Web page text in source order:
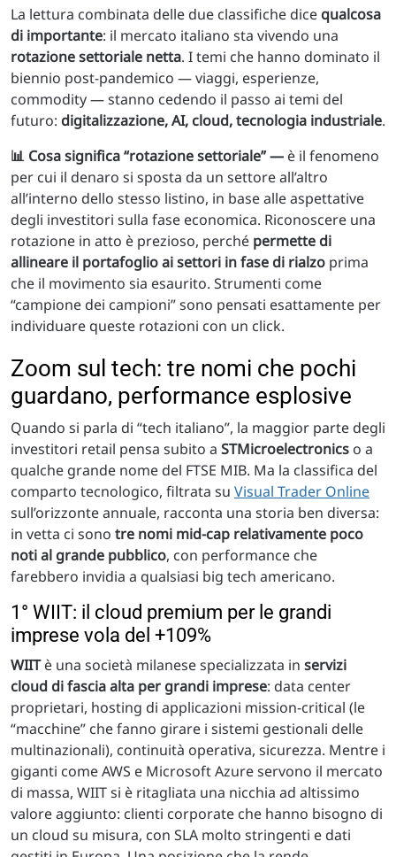
La lettura combinata delle due classifiche dice qualcosa
di importante: il mercato italiano sta vivendo una
rotazione settoriale netta. I temi che hanno dominato il
biennio post-pandemico — viaggi, esperienze,
commodity — stanno cedendo il passo ai temi del
futuro: digitalizzazione, AI, cloud, tecnologia industriale.
📊 Cosa significa “rotazione settoriale” — è il fenomeno
per cui il denaro si sposta da un settore all’altro
all’interno dello stesso listino, in base alle aspettative
degli investitori sulla fase economica. Riconoscere una
rotazione in atto è prezioso, perché permette di
allineare il portafoglio ai settori in fase di rialzo prima
che il movimento sia esaurito. Strumenti come
“campione dei campioni” sono pensati esattamente per
individuare queste rotazioni con un click.
Zoom sul tech: tre nomi che pochi
guardano, performance esplosive
Quando si parla di “tech italiano”, la maggior parte degli
investitori retail pensa subito a STMicroelectronics o a
qualche grande nome del FTSE MIB. Ma la classifica del
comparto tecnologico, filtrata su Visual Trader Online
sull’orizzonte annuale, racconta una storia ben diversa:
in vetta ci sono tre nomi mid-cap relativamente poco
noti al grande pubblico, con performance che
farebbero invidia a qualsiasi big tech americano.
1° WIIT: il cloud premium per le grandi
imprese vola del +109%
WIITè una società milanese specializzata in servizi
cloud di fascia alta per grandi imprese: data center
proprietari, hosting di applicazioni mission-critical (le
“macchine” che fanno girare i sistemi gestionali delle
multinazionali), continuità operativa, sicurezza. Mentre i
giganti come AWS e Microsoft Azure servono il mercato
di massa, WIIT si è ritagliata una nicchia ad altissimo
valore aggiunto: clienti corporate che hanno bisogno di
un cloud su misura, con SLA molto stringenti e dati